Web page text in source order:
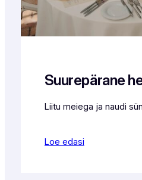
Suurepärane
Liitu meiega ja naudi
Loe edasi